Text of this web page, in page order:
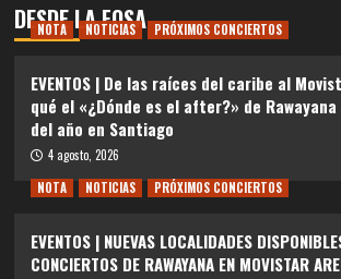
DESDE LA FOSA
NOTA NOTICIAS PRÓXIMOS CONCIERTOS
EVENTOS | De las raíces del caribe al
qué el «¿Dónde es el after?» de
del año en Santiago
4 agosto, 2026
NOTA
NOTICIAS PRÓXIMOS CONCIERTOS
EVENTOS | NUEVAS LOCALIDADES
CONCIERTOS DE RAWAYANA EN MOVISTAR